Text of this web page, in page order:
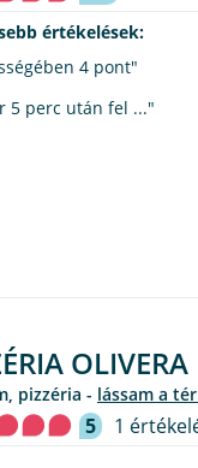
értékelések:
4 pont"
5 perc után fel ..."
pizzéria - lássam a
5 1